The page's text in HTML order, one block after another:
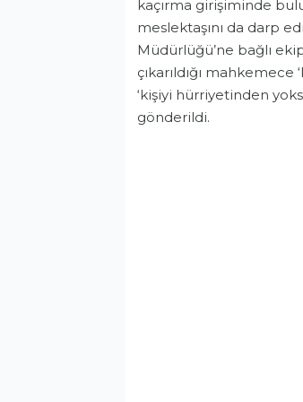
kaçırma girişiminde
meslektaşını da darp
Müdürlüğü’ne bağlı
çıkarıldığı mahkemece
‘kişiyi hürriyetinden
gönderildi.